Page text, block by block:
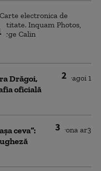
2
Drăgoi,
oficială
3
ceva”: